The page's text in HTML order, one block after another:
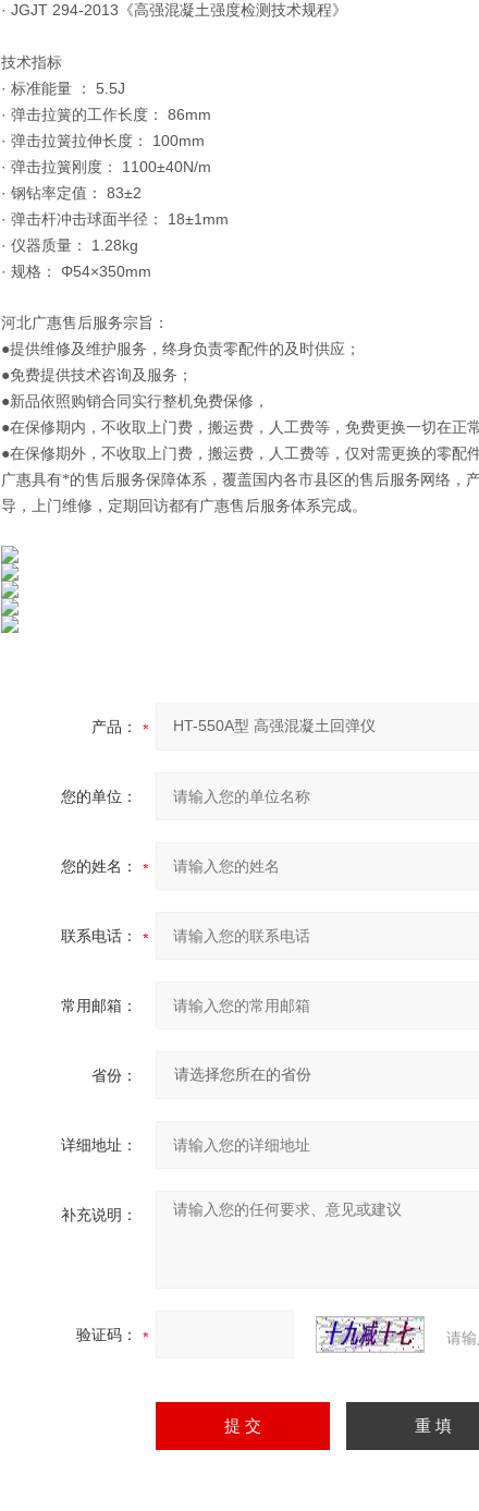
· JGJT 294-2013《高强混凝土强度检测技术规程》
技术指标
· 标准能量 ： 5.5J
· 弹击拉簧的工作长度： 86mm
· 弹击拉簧拉伸长度： 100mm
· 弹击拉簧刚度： 1100±40N/m
· 钢钻率定值： 83±2
· 弹击杆冲击球面半径： 18±1mm
· 仪器质量： 1.28kg
· 规格： Φ54×350mm
河北广惠售后服务宗旨：
●提供维修及维护服务，终身负责零配件的及时供应；
●免费提供技术咨询及服务；
●新品依照购销合同实行整机免费保修，
●在保修期内，不收取上门费，搬运费，人工费等，免费更换一切在正
●在保修期外，不收取上门费，搬运费，人工费等，仅对需更换的零配
广惠具有*的售后服务保障体系，覆盖国内各市县区的售后服务网络，
导，上门维修，定期回访都有广惠售后服务体系完成。
产品：
您的单位：
您的姓名：
联系电话：
常用邮箱：
省份：
详细地址：
补充说明：
验证码： 请